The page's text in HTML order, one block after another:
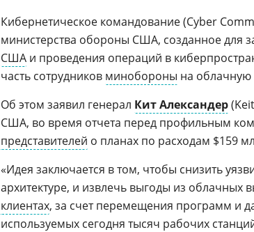
Кибернетическое командование (Cyber
министерства обороны США, созданное для
США и проведения операций в
часть сотрудников минобороны на
Об этом заявил генерал Кит Александер
США, во время отчета перед профильным
представителей о планах по расходам $159
«Идея заключается в том, чтобы снизить
архитектуре, и извлечь выгоды из облачных
клиентах, за счет перемещения программ и
используемых сегодня тысяч рабочих